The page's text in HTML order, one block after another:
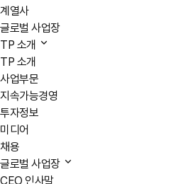
계열사
글로벌 사업장
TP 소개
TP 소개
사업부문
지속가능경영
투자정보
미디어
채용
글로벌 사업장
CEO 인사말